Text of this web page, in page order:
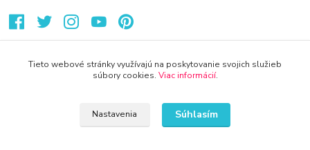
Tieto webové stránky využívajú na poskytovanie svojich služieb
súbory cookies. Viac informácií.
Nastavenia Súhlasím